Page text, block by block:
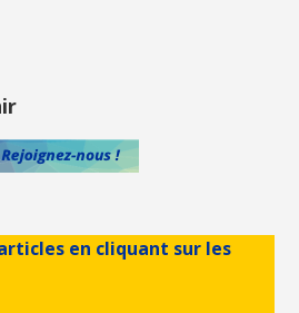
en cliquant sur les